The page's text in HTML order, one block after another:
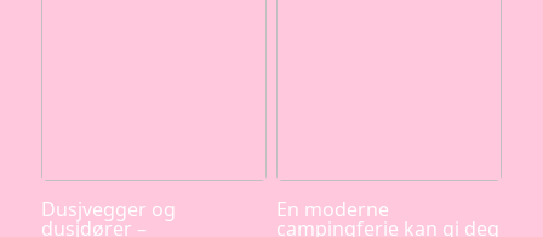
Dusjvegger og
dusjdører –
En moderne
campingferie kan gi deg